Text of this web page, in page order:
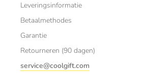
Leveringsinformatie
Betaalmethodes
Garantie
Retourneren (90 dagen)
service@coolgift.com